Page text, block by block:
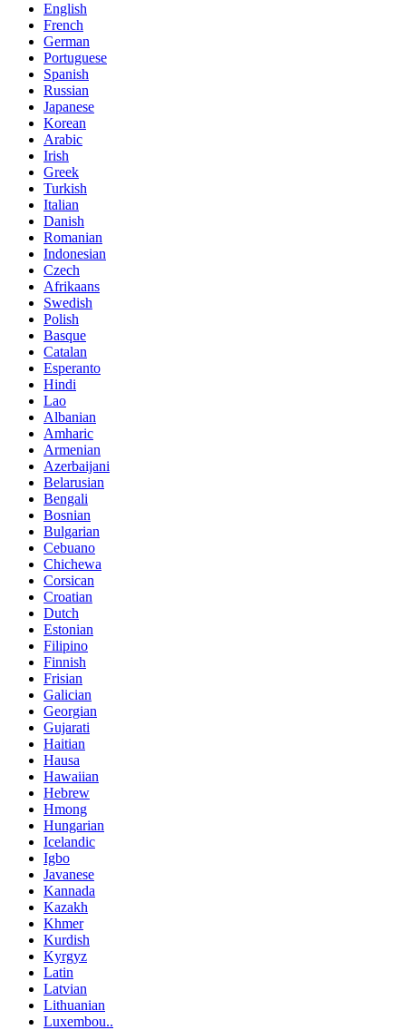
English
French
German
Portuguese
Spanish
Russian
Japanese
Korean
Arabic
Irish
Greek
Turkish
Italian
Danish
Romanian
Indonesian
Czech
Afrikaans
Swedish
Polish
Basque
Catalan
Esperanto
Hindi
Lao
Albanian
Amharic
Armenian
Azerbaijani
Belarusian
Bengali
Bosnian
Bulgarian
Cebuano
Chichewa
Corsican
Croatian
Dutch
Estonian
Filipino
Finnish
Frisian
Galician
Georgian
Gujarati
Haitian
Hausa
Hawaiian
Hebrew
Hmong
Hungarian
Icelandic
Igbo
Javanese
Kannada
Kazakh
Khmer
Kurdish
Kyrgyz
Latin
Latvian
Lithuanian
Luxembou..